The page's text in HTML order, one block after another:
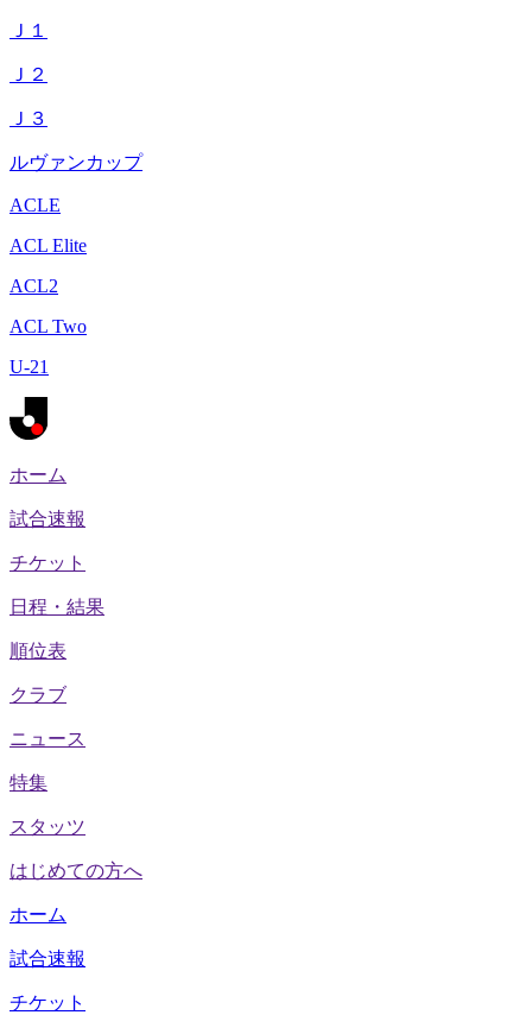
Ｊ１
Ｊ２
Ｊ３
ルヴァンカップ
ACLE
ACL Elite
ACL2
ACL Two
U-21
ホーム
試合速報
チケット
日程・結果
順位表
クラブ
ニュース
特集
スタッツ
はじめての方へ
ホーム
試合速報
チケット